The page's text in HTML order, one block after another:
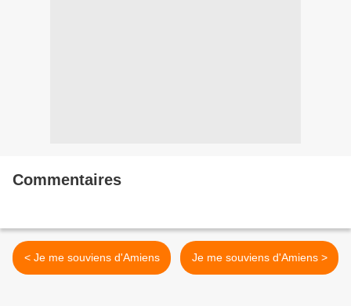
Commentaires
< Je me souviens d'Amiens Je me souviens d'Amiens >